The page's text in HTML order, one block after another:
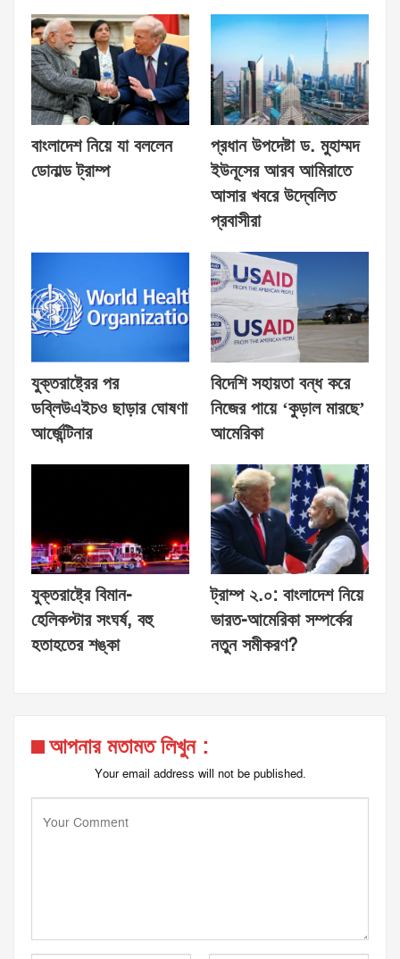
বাংলাদেশ নিয়ে যা বললেন
ডোনাল্ড ট্রাম্প
প্রধান উপদেষ্টা ড. মুহাম্মদ
ইউনূসের আরব আমিরাতে
আসার খবরে উদ্বেলিত
প্রবাসীরা
যুক্তরাষ্ট্রের পর
ডব্লিউএইচও ছাড়ার ঘোষণা
আর্জেন্টিনার
বিদেশি সহায়তা বন্ধ করে
নিজের পায়ে ‘কুড়াল মারছে’
আমেরিকা
যুক্তরাষ্ট্রে বিমান-
হেলিকপ্টার সংঘর্ষ, বহু
হতাহতের শঙ্কা
ট্রাম্প ২.০: বাংলাদেশ নিয়ে
ভারত-আমেরিকা সম্পর্কের
নতুন সমীকরণ?
আপনার মতামত লিখুন :
Your email address will not be published.